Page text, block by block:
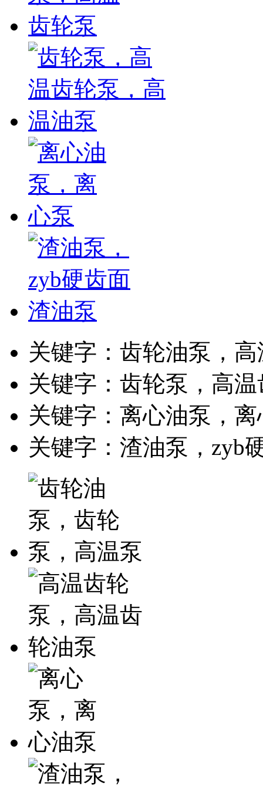
关键字：齿轮油泵，
关键字：齿轮泵，高
关键字：离心油泵，
关键字：渣油泵，zyb